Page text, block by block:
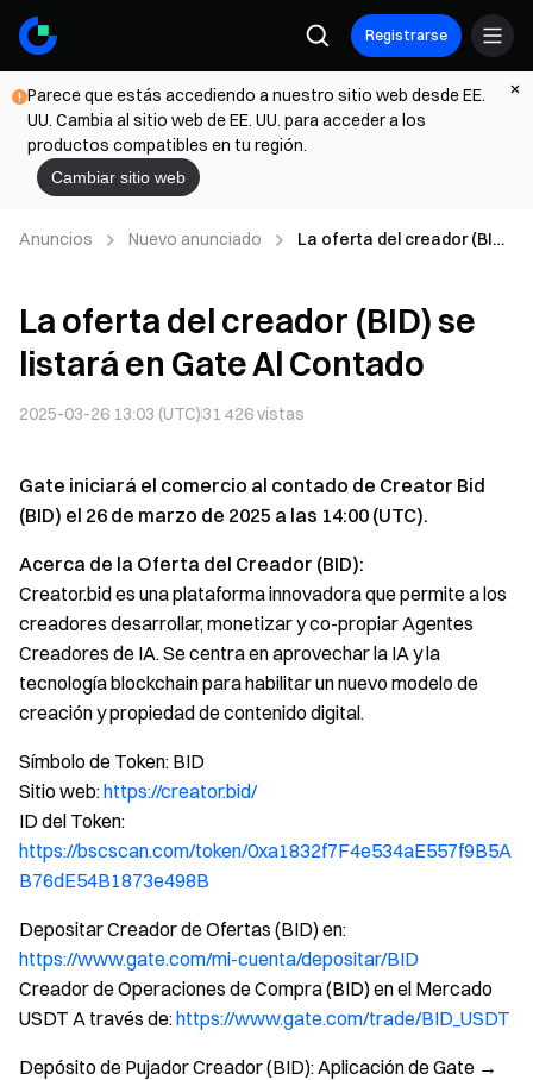
Registrarse
Parece que estás accediendo a nuestro sitio web desde EE.
UU. Cambia al sitio web de EE. UU. para acceder a los
productos compatibles en tu región.
Cambiar sitio web
Anuncios Nuevo anunciado
La oferta del creador (BID)
La oferta del creador (BID) se
listará en Gate Al Contado
2025-03-26 13:03 (UTC)31 426vistas
Gate iniciará el comercio al contado de Creator Bid
(BID) el 26 de marzo de 2025 a las 14:00 (UTC).
Acerca de la Oferta del Creador (BID):
Creator.bid es una plataforma innovadora que permite a los
creadores desarrollar, monetizar y co-propiar Agentes
Creadores de IA. Se centra en aprovechar la IA y la
tecnología blockchain para habilitar un nuevo modelo de
creación y propiedad de contenido digital.
Símbolo de Token: BID
Sitio web:https://creator.bid/
ID del Token:
https://bscscan.com/token/0xa1832f7F4e534aE557f9B5A
B76dE54B1873e498B
Depositar Creador de Ofertas (BID) en:
https://www.gate.com/mi-cuenta/depositar/BID
Creador de Operaciones de Compra (BID) en el Mercado
USDT A través de:https://www.gate.com/trade/BID_USDT
Depósito de Pujador Creador (BID): Aplicación de Gate →